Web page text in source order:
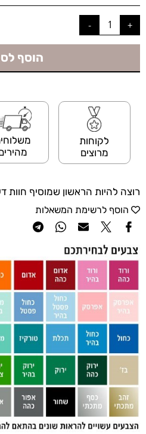
הוסף
לקוחות
מרוצים
רוצה להיות הראשון שמוסיף חוות
הוסף לרשימת המשאלות